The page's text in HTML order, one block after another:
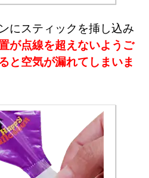
にスティックを挿し込み
が点線を超えないようご
と空気が漏れてしまいま